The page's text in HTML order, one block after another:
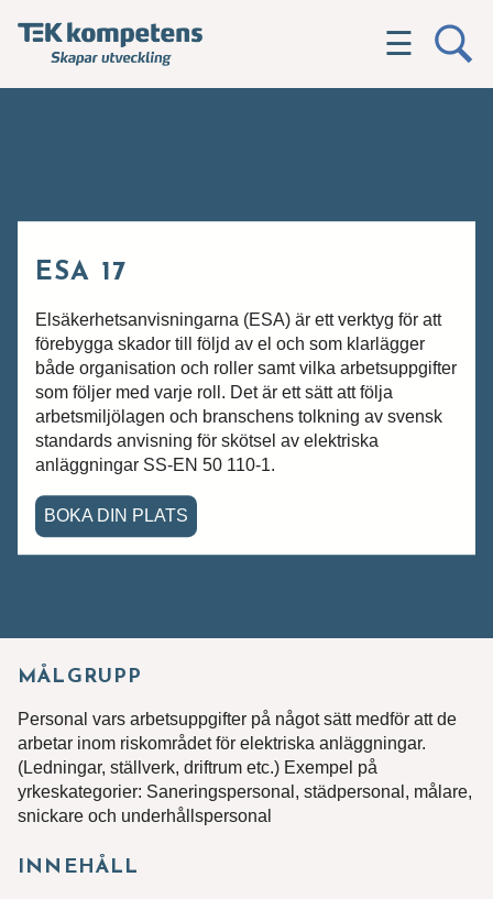
☰
ESA 17
Elsäkerhetsanvisningarna (ESA) är ett verktyg för att
förebygga skador till följd av el och som klarlägger
både organisation och roller samt vilka arbetsuppgifter
som följer med varje roll. Det är ett sätt att följa
arbetsmiljölagen och branschens tolkning av svensk
standards anvisning för skötsel av elektriska
anläggningar SS-EN 50 110-1.
BOKA DIN PLATS
MÅLGRUPP
Personal vars arbetsuppgifter på något sätt medför att de
arbetar inom riskområdet för elektriska anläggningar.
(Ledningar, ställverk, driftrum etc.) Exempel på
yrkeskategorier: Saneringspersonal, städpersonal, målare,
snickare och underhållspersonal
INNEHÅLL